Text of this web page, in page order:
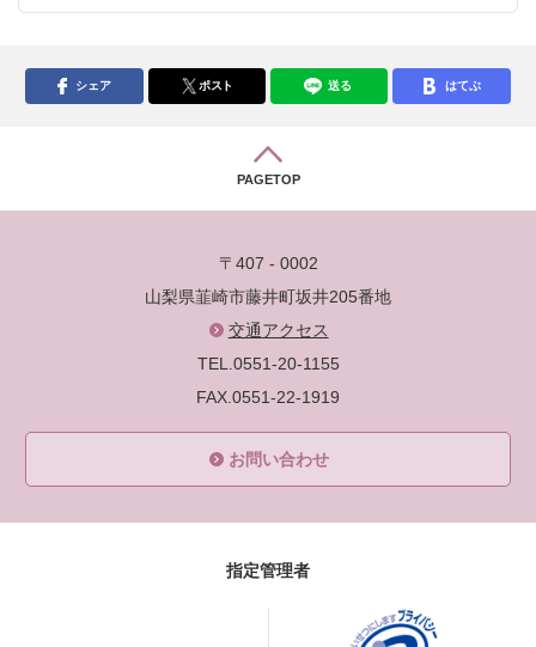
シェア ポスト 送る はてぶ
PAGETOP
〒407 - 0002
山梨県韮崎市藤井町坂井205番地
交通アクセス
TEL.0551-20-1155
FAX.0551-22-1919
お問い合わせ
指定管理者